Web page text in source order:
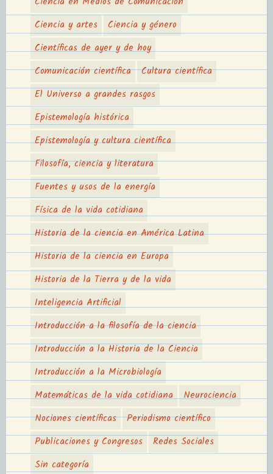
Ciencia y artes
Ciencia y género
Científicas de ayer y de hoy
Comunicación científica
Cultura científica
El Universo a grandes rasgos
Epistemología histórica
Epistemología y cultura científica
Filosofía, ciencia y literatura
Fuentes y usos de la energía
Física de la vida cotidiana
Historia de la ciencia en América Latina
Historia de la ciencia en Europa
Historia de la Tierra y de la vida
Inteligencia Artificial
Introducción a la filosofía de la ciencia
Introducción a la Historia de la Ciencia
Introducción a la Microbiología
Matemáticas de la vida cotidiana
Neurociencia
Nociones científicas
Periodismo científico
Publicaciones y Congresos
Redes Sociales
Sin categoría